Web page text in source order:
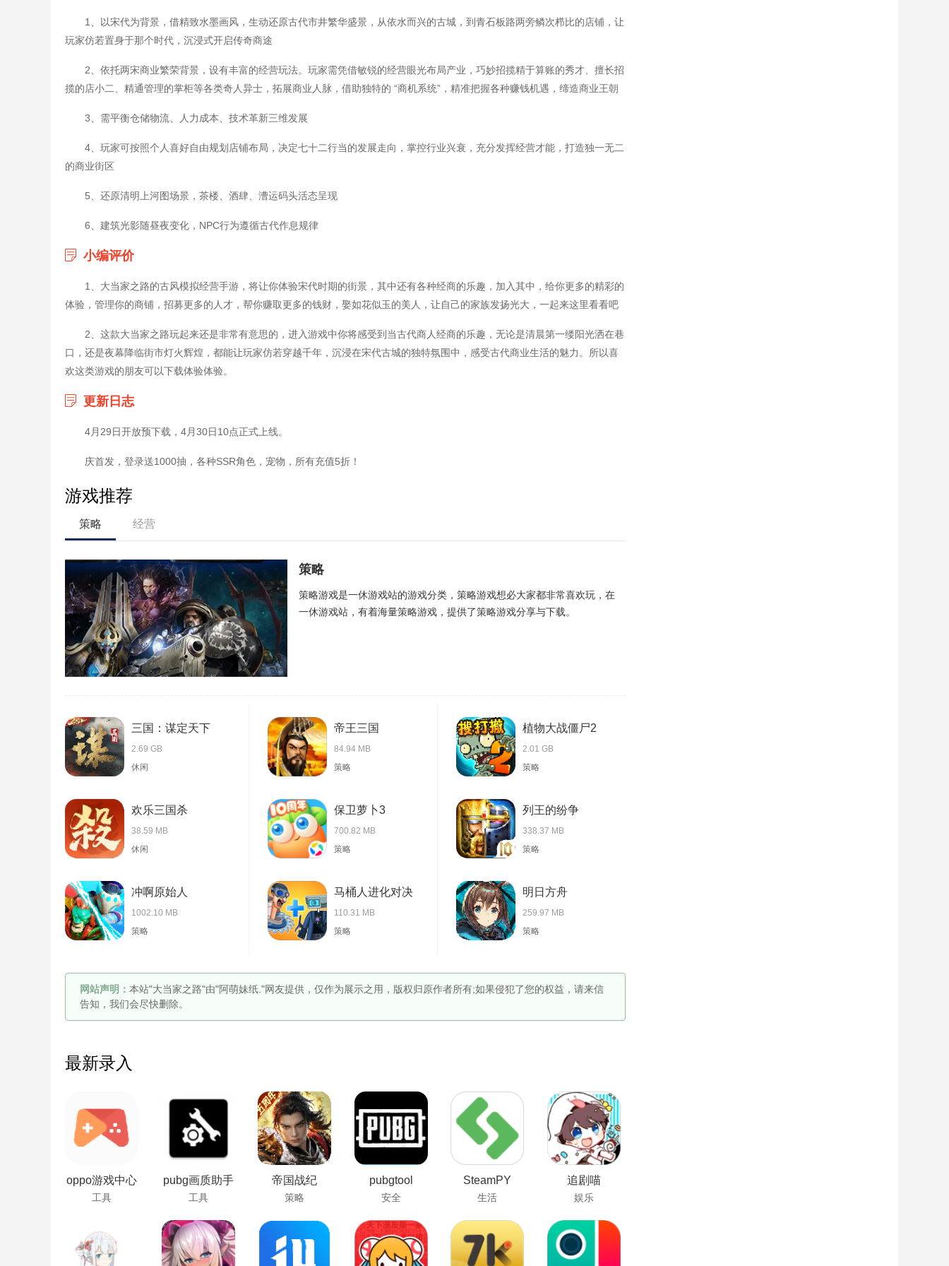
1、以宋代为背景，借精致水墨画风，生动还原古代市井繁华盛景，从依水而兴的古城，到青石板路两旁鳞次栉比的店铺，让
玩家仿若置身于那个时代，沉浸式开启传奇商途
2、依托两宋商业繁荣背景，设有丰富的经营玩法。玩家需凭借敏锐的经营眼光布局产业，巧妙招揽精于算账的秀才、擅长招
揽的店小二、精通管理的掌柜等各类奇人异士，拓展商业人脉，借助独特的 “商机系统”，精准把握各种赚钱机遇，缔造商业王朝
3、需平衡仓储物流、人力成本、技术革新三维发展
4、玩家可按照个人喜好自由规划店铺布局，决定七十二行当的发展走向，掌控行业兴衰，充分发挥经营才能，打造独一无二
的商业街区
5、还原清明上河图场景，茶楼、酒肆、漕运码头活态呈现
6、建筑光影随昼夜变化，NPC行为遵循古代作息规律
小编评价
1、大当家之路的古风模拟经营手游，将让你体验宋代时期的街景，其中还有各种经商的乐趣，加入其中，给你更多的精彩的
体验，管理你的商铺，招募更多的人才，帮你赚取更多的钱财，娶如花似玉的美人，让自己的家族发扬光大，一起来这里看看吧
2、这款大当家之路玩起来还是非常有意思的，进入游戏中你将感受到当古代商人经商的乐趣，无论是清晨第一缕阳光洒在巷
口，还是夜幕降临街市灯火辉煌，都能让玩家仿若穿越千年，沉浸在宋代古城的独特氛围中，感受古代商业生活的魅力。所以喜
欢这类游戏的朋友可以下载体验体验。
更新日志
4月29日开放预下载，4月30日10点正式上线。
庆首发，登录送1000抽，各种SSR角色，宠物，所有充值5折！
游戏推荐
策略 经营
策略
策略游戏是一休游戏站的游戏分类，策略游戏想必大家都非常喜欢玩，在
一休游戏站，有着海量策略游戏，提供了策略游戏分享与下载。
三国：谋定天下
2.69 GB
休闲
帝王三国
84.94 MB
策略
植物大战僵尸2
2.01 GB
策略
欢乐三国杀
38.59 MB
休闲
保卫萝卜3
700.82 MB
策略
列王的纷争
338.37 MB
策略
冲啊原始人
1002.10 MB
策略
马桶人进化对决
110.31 MB
策略
明日方舟
259.97 MB
策略
网站声明： 本站"大当家之路"由"阿萌妹纸."网友提供，仅作为展示之用，版权归原作者所有;如果侵犯了您的权益，请来信
告知，我们会尽快删除。
最新录入
oppo游戏中心
工具
pubg画质助手
工具
帝国战纪
策略
pubgtool
安全
SteamPY
生活
追剧喵
娱乐